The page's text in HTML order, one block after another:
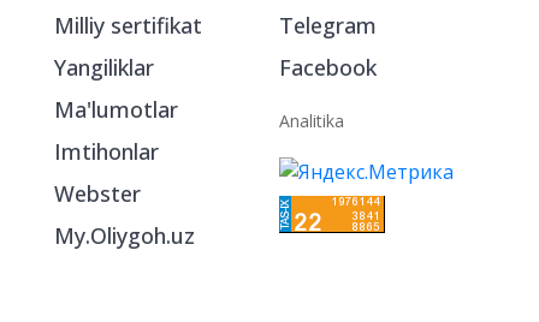
Milliy sertifikat
Yangiliklar
Ma'lumotlar
Imtihonlar
Webster
My.Oliygoh.uz
Telegram
Facebook
Analitika